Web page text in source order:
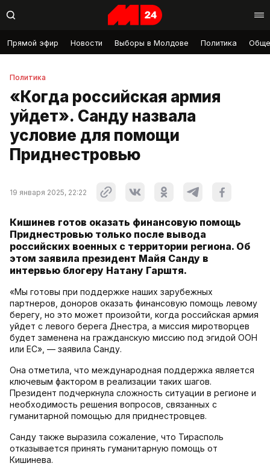
Прямой эфир Новости Выборы в Молдове Политика
Политика
«Когда российская армия
уйдет». Санду назвала
условие для помощи
Приднестровью
19 января 2025, 22:22
Кишинев готов оказать финансовую помощь
Приднестровью только после вывода
российских военных с территории региона. Об
этом заявила президент Майя Санду в
интервью блогеру Натану Гарштя.
«Мы готовы при поддержке наших зарубежных
партнеров, доноров оказать финансовую помощь левому
берегу, но это может произойти, когда российская армия
уйдет с левого берега Днестра, а миссия миротворцев
будет заменена на гражданскую миссию под эгидой ООН
или ЕС», — заявила Санду.
Она отметила, что международная поддержка является
ключевым фактором в реализации таких шагов.
Президент подчеркнула сложность ситуации в регионе и
необходимость решения вопросов, связанных с
гуманитарной помощью для приднестровцев.
Санду также выразила сожаление, что Тирасполь
отказывается принять гуманитарную помощь от
Кишинева.